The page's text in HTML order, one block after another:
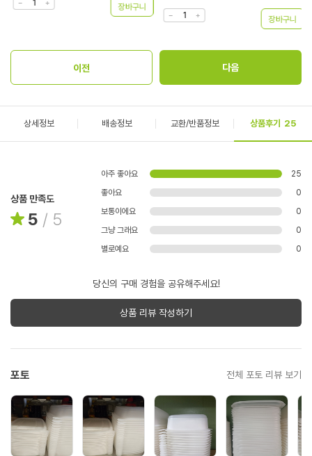
상세정보 배송정보 교환/반품정보 상품후기 25
상품 만족도
5 / 5
아주 좋아요
25
좋아요
0
보통이에요
0
그냥 그래요
0
별로예요
0
당신의 구매 경험을 공유해주세요!
상품 리뷰 작성하기
포토 전체 포토 리뷰 보기